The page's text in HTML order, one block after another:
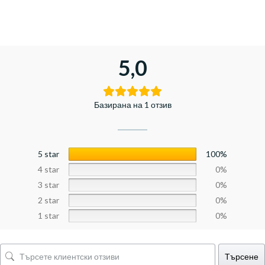
5,0
Базирана на 1 отзив
5 star
100%
4 star
0%
3 star
0%
2 star
0%
1 star
0%
Търсене